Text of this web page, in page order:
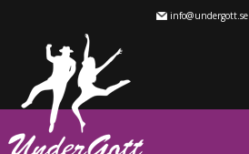
info@undergott.se